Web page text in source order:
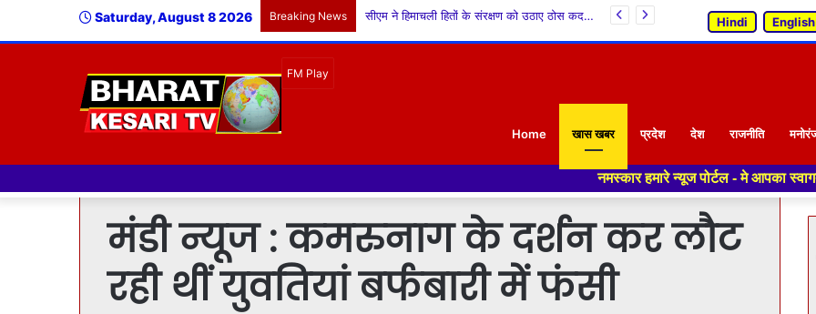
Saturday, August 8 2026 Breaking News शोल्टू में चर्खा स्वयं सहायता समूह द्वारा 12वें राष्ट्रीय हथकरघा दिवस का आयोजन, किन्नौरी लिंगचेष् को मिला GI टैग Hindi English
Home खास खबर प्रदेश देश राजनीति
नमस्कार हमारे न्यूज पोर्टल - मे आपका स्वागत हैं ,यहाँ आपको हमेशा
मंडी न्यूज : कमरुनाग के दर्शन कर लौट
रही थीं युवतियां बर्फबारी में फंसी